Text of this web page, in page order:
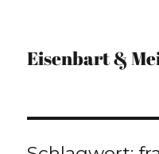
Eisenbart &